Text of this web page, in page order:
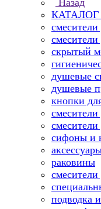
Назад
КАТАЛОГ
скрытый
душевые
душевые
кнопки
сифоны и
раковины
подводка